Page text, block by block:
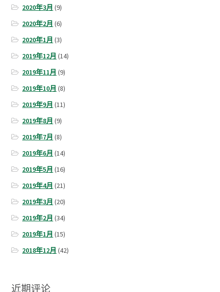
2020年3月 (9)
2020年2月 (6)
2020年1月 (3)
2019年12月 (14)
2019年11月 (9)
2019年10月 (8)
2019年9月 (11)
2019年8月 (9)
2019年7月 (8)
2019年6月 (14)
2019年5月 (16)
2019年4月 (21)
2019年3月 (20)
2019年2月 (34)
2019年1月 (15)
2018年12月 (42)
近期评论